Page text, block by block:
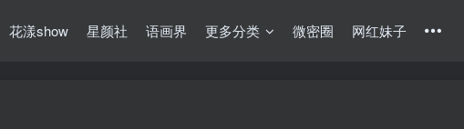
花漾show 星颜社 语画界 更多分类 微密圈 网红妹子